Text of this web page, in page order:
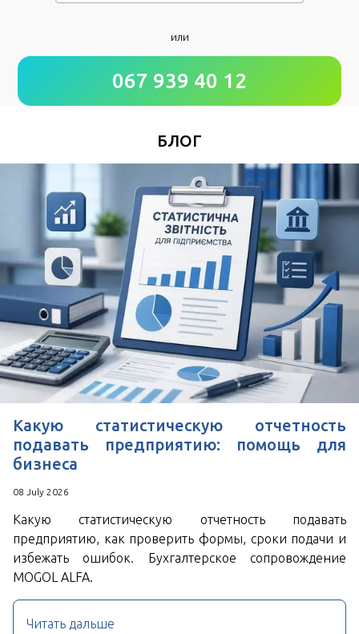
Как к Вам обращаться?
Удобное время для звонка
Поля, отмеченные знаком
обязательны к
заполнению
Нажимая кнопку Отправить Вы соглашаетесь с
Пользовательским соглашением
или
067 939 40 12
БЛОГ
Какую статистическую отчетность
подавать предприятию: помощь для
бизнеса
08 July 2026
Какую статистическую отчетность подавать
предприятию, как проверить формы, сроки подачи и
избежать ошибок. Бухгалтерское сопровождение
MOGOL ALFA.
Читать дальше